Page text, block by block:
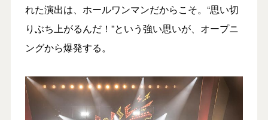
れた演出は、ホールワンマンだからこそ。“思い切
りぶち上がるんだ！”という強い思いが、オープニ
ングから爆発する。